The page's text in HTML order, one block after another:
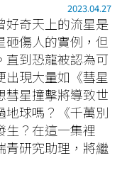
2023.04.27
好奇天上的流星是
傷人的實例，但
直到恐龍被認為可
現大量如《彗星
彗星撞擊將導致世
地球嗎？《千萬別
生？在這一集裡
青研究助理，將繼